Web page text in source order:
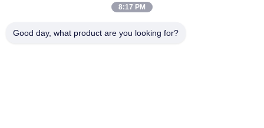
8:17 PM
Good day, what product are you looking for?